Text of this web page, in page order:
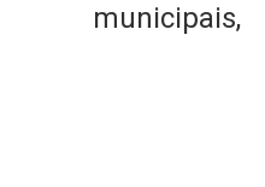
municipais,